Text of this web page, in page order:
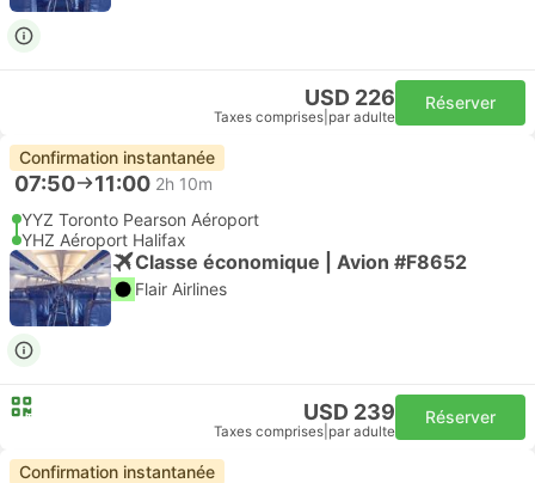
USD 226
Taxes comprises par adulte
Réserver
Confirmation instantanée
07:50 11:00 2h 10m
YYZ Toronto Pearson Aéroport
YHZ Aéroport Halifax
Classe économique | Avion #F8652
Flair Airlines
USD 239
Taxes comprises par adulte
Réserver
Confirmation instantanée